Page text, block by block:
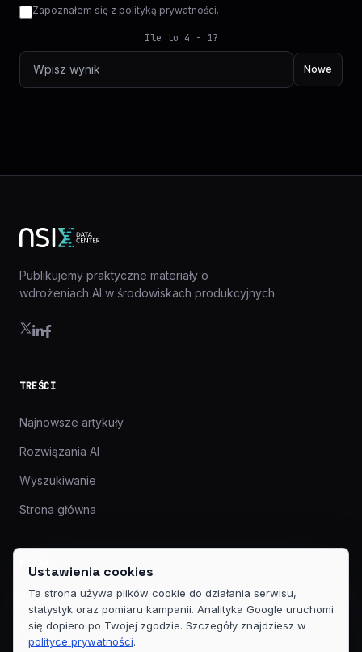
Zapoznałem się z polityką prywatności.
Ile to 4 - 1?
Nowe
Publikujemy praktyczne materiały o
wdrożeniach AI w środowiskach produkcyjnych.
TREŚCI
Najnowsze artykuły
Rozwiązania AI
Wyszukiwanie
Strona główna
O nas
Kontakt
Ustawienia cookies
Ta strona używa plików cookie do działania serwisu,
statystyk oraz pomiaru kampanii. Analityka Google uruchomi
się dopiero po Twojej zgodzie. Szczegóły znajdziesz w
polityce prywatności.